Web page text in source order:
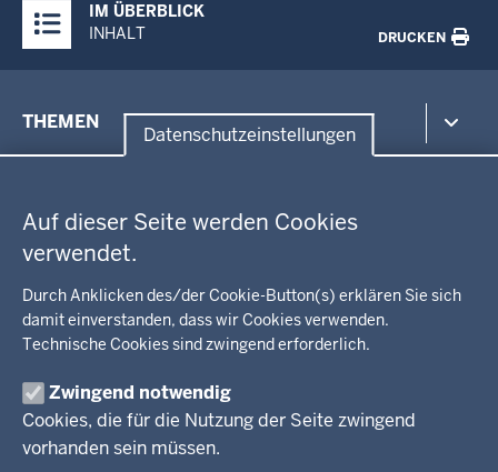
Datenschutzeinstellungen
Auf dieser Seite werden Cookies
verwendet.
Durch Anklicken des/der Cookie-Button(s) erklären Sie sich
damit einverstanden, dass wir Cookies verwenden.
Technische Cookies sind zwingend erforderlich.
Zwingend notwendig
Cookies, die für die Nutzung der Seite zwingend
vorhanden sein müssen.
Inhalte
IM ÜBERBLICK
INHALT
DRUCKEN
der
THEMEN
Kommunalaufsicht, Planung, Verkehr
Energie, Bergbau
Recht, Ordnung
Integration, Migration
Behördenleitung
Regierungsbezirk
KARRIERE
Stellenausschreibungen
Pressestelle
Social Media
BEKANNTMACHUNGEN